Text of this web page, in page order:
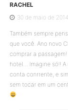
RACHEL
30 de maio de
Também sempre
que você. Ano novo
comprar a
hotel… Imagine só!!
conta conrrente, e
sem tocar em um